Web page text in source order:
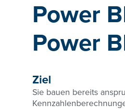
Power
Power
Ziel
Sie bauen bereits